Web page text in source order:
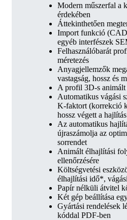
Modern műszerfal a
érdekében
Áttekinthetően
Import funkció
egyéb interfészek
Felhasználóbarát
méretezés
Anyagjellemzők
vastagság, hossz és
A profil 3D-s animált
Automatikus vágási
K-faktort (korrekció
hossz végett a
Az automatikus
újraszámolja az
sorrendet
Animált élhajlítási
ellenőrzésére
Költségvetési
élhajlítási idő*,
Papír nélküli átvitel
Két gép beállítása
Gyártási rendelések
kóddal PDF-ben